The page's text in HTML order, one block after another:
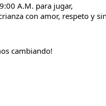
A.M. para jugar,
con amor, respeto y
cambiando!